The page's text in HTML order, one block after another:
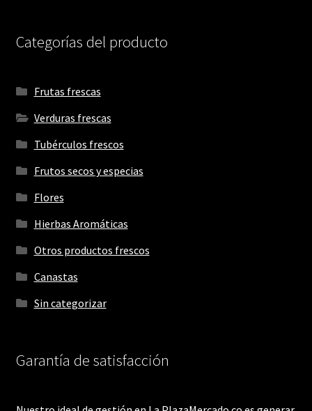
Categorías del producto
Frutas frescas
Verduras frescas
Tubérculos frescos
Frutos secos y especias
Flores
Hierbas Aromáticas
Otros productos frescos
Canastas
Sin categorizar
Garantía de satisfacción